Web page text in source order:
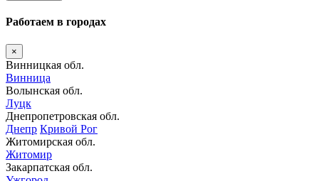
Работаем в городах
×
Винницкая обл.
Винница
Волынская обл.
Луцк
Днепропетровская обл.
Днепр Кривой Рог
Житомирская обл.
Житомир
Закарпатская обл.